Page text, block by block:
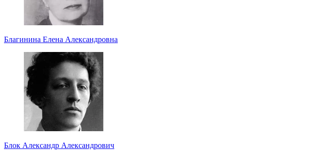
Благинина Елена Александровна
Блок Александр Александрович